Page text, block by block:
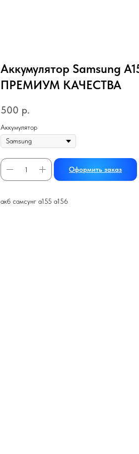
Аккумулятор Samsung
ПРЕМИУМ КАЧЕСТВА
500 р.
Аккумулятор
Оформить заказ
акб самсунг а155 a156